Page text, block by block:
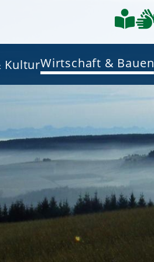
KulturWirtschaft & Bauen